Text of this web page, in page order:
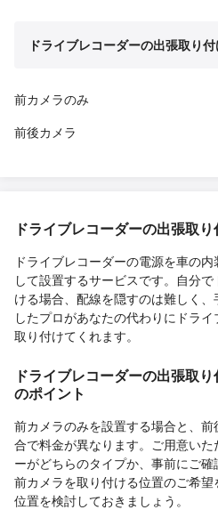
ドライブレコーダーの出張取り
前カメラのみ
前後カメラ
ドライブレコーダーの出張取
ドライブレコーダーの電源を車の
して設置するサービスです。自分
ける場合、配線を隠すのは難しく
したプロがあなたの代わりにドラ
取り付けてくれます。
ドライブレコーダーの出張取
のポイント
前カメラのみを設置する場合と、
合で料金が異なります。ご用意い
ーがどちらのタイプか、事前にご
前カメラを取り付ける位置のご希
位置を検討しておきましょう。